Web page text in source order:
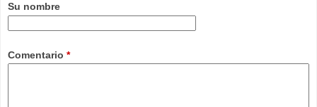
Su nombre
Comentario *